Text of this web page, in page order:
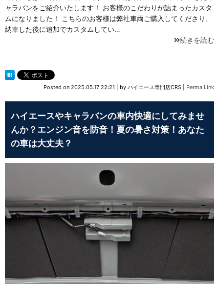
ャラバンをご紹介いたします！ お客様のこだわりが詰まったカスタ
ムになりました！ こちらのお客様は弊社車両ご購入してくださり、
納車した後に追加でカスタムしてい…
続きを読む
Posted on 2025.05.17 22:21 by ハイエース専門店CRS Perma Link
ハイエースやキャラバンの車内快適にしてみませ
んか？エンジン音を防音！夏の暑さ対策！あなた
の車は大丈夫？